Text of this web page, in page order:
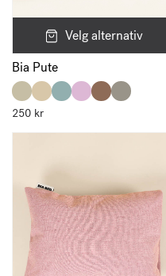
Velg alternativ
Bia Pute
250 kr